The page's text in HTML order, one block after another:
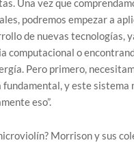
Una vez que
podremos empezar a
de nuevas tecnologías,
computacional o
Pero primero,
y este sistema
eso”.
Morrison y sus